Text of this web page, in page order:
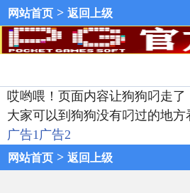
网站首页 > 返回上级
哎哟喂！页面内容让狗狗叼走了
大家可以到狗狗没有叼过的地方
广告1广告2
网站首页 > 返回上级